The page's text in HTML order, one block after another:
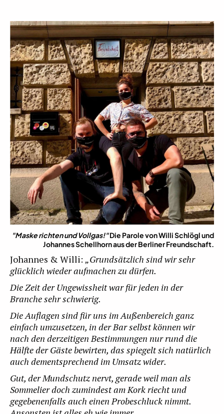
"Maske richten und Vollgas!"Die Parole von Willi Schlögl und
Johannes Schellhorn aus der Berliner Freundschaft.
Johannes & Willi: „Grundsätzlich sind wir sehr
glücklich wieder aufmachen zu dürfen.
Die Zeit der Ungewissheit war für jeden in der
Branche sehr schwierig.
Die Auflagen sind für uns im Außenbereich ganz
einfach umzusetzen, in der Bar selbst können wir
nach den derzeitigen Bestimmungen nur rund die
Hälfte der Gäste bewirten, das spiegelt sich natürlich
auch dementsprechend im Umsatz wider.
Gut, der Mundschutz nervt, gerade weil man als
Sommelier doch zumindest am Kork riecht und
gegebenenfalls auch einen Probeschluck nimmt.